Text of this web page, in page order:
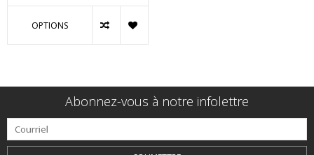
OPTIONS
Abonnez-vous à notre infolettre